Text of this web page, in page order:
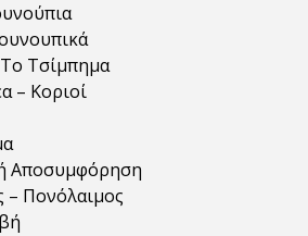
Τσίμπημα
– Κοριοί
Αποσυμφόρηση
– Πονόλαιμος